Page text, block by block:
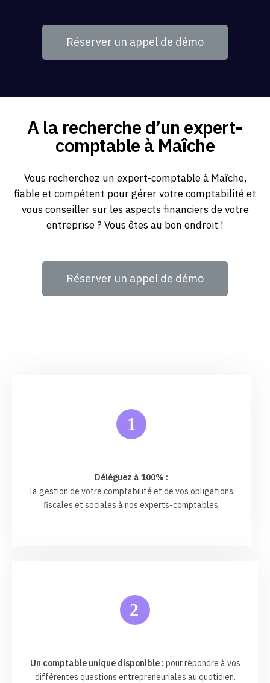
Réserver un appel de démo
A la recherche d’un expert-
comptable à Maîche
Vous recherchez un expert-comptable à Maîche,
fiable et compétent pour gérer votre comptabilité et
vous conseiller sur les aspects financiers de votre
entreprise ? Vous êtes au bon endroit !
Réserver un appel de démo
1
Déléguez à 100% :
la gestion de votre comptabilité et de vos obligations
fiscales et sociales à nos experts-comptables.
2
Un comptable unique disponible : pour répondre à vos
différentes questions entrepreneuriales au quotidien.